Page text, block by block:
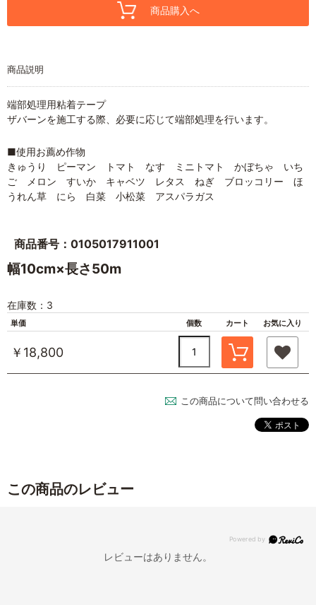
商品購入へ
商品説明
端部処理用粘着テープ
ザバーンを施工する際、必要に応じて端部処理を行います。
■使用お薦め作物
きゅうり ピーマン トマト なす ミニトマト かぼちゃ いち
ご メロン すいか キャベツ レタス ねぎ ブロッコリー ほ
うれん草 にら 白菜 小松菜 アスパラガス
商品番号：0105017911001
幅10cm×長さ50m
在庫数：3
単価 個数 カート お気に入り
￥18,800
この商品について問い合わせる
この商品のレビュー
レビューはありません。